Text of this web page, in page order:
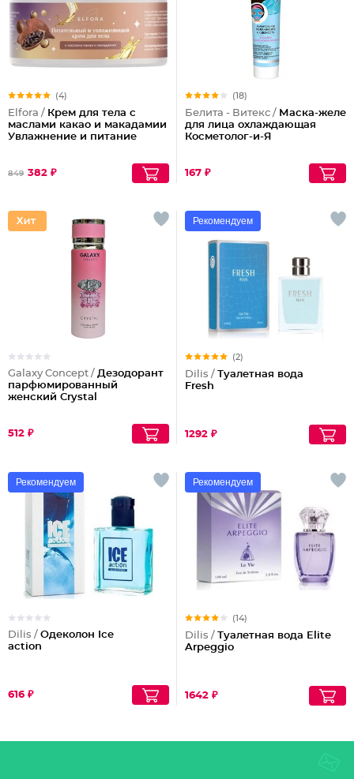
(4)
Elfora / Крем для тела с
маслами какао и макадамии
Увлажнение и питание
849 382 ₽
(18)
Белита - Витекс / Маска-желе
для лица охлаждающая
Косметолог-и-Я
167 ₽
Galaxy Concept / Дезодорант
парфюмированный
женский Crystal
512 ₽
Рекомендуем
(2)
Dilis / Туалетная вода
Fresh
1292 ₽
Рекомендуем
Dilis / Одеколон Ice
action
616 ₽
Рекомендуем
(14)
Dilis / Туалетная вода Elite
Arpeggio
1642 ₽